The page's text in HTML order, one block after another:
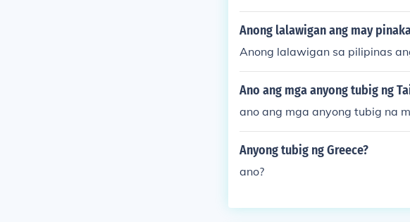
Anong lalawigan ang may
Anong lalawigan sa pilipinas
Ano ang mga anyong tubig ng
ano ang mga anyong tubig na
Anyong tubig ng Greece?
ano?